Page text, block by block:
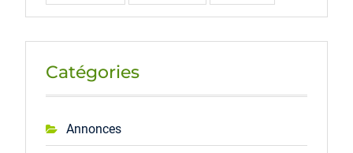
Catégories
Annonces